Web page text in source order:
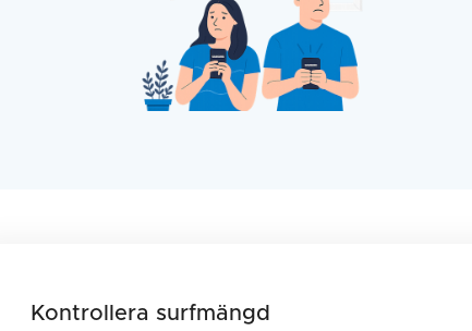
Kontrollera surfmängd